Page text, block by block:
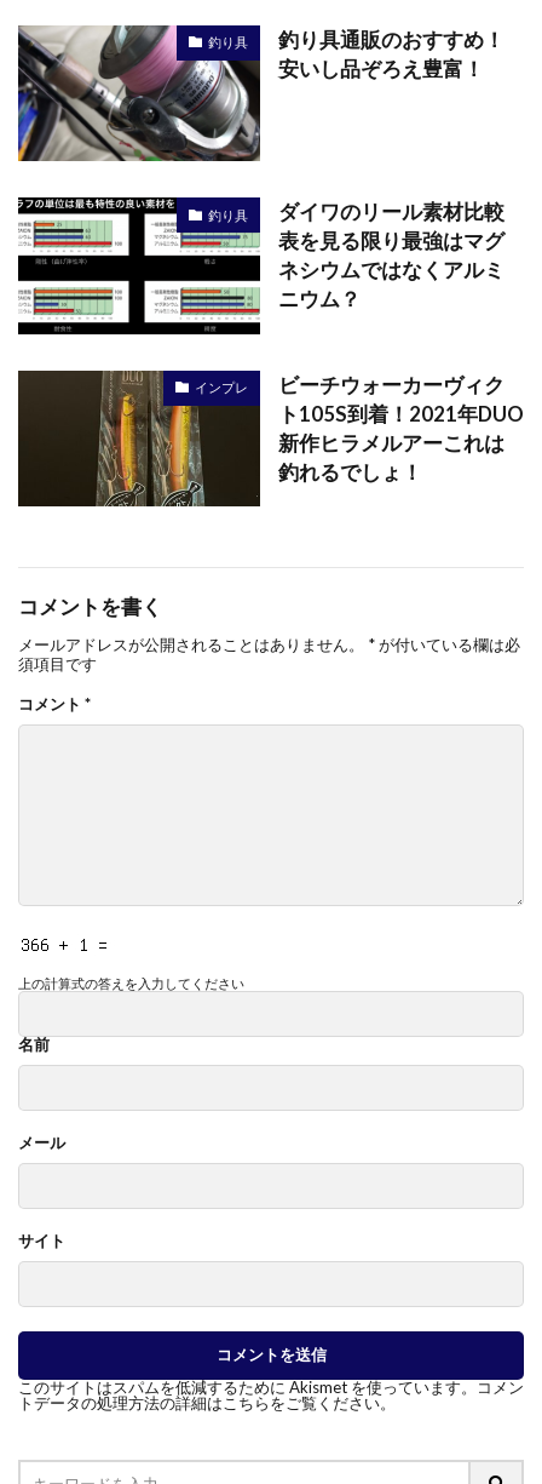
釣り具
釣り具通販のおすすめ！
安いし品ぞろえ豊富！
釣り具
ダイワのリール素材比較
表を見る限り最強はマグ
ネシウムではなくアルミ
ニウム？
インプレ
ビーチウォーカーヴィク
ト105S到着！2021年DUO
新作ヒラメルアーこれは
釣れるでしょ！
コメントを書く
メールアドレスが公開されることはありません。 *が付いている欄は必
須項目です
コメント *
上の計算式の答えを入力してください
名前
メール
サイト
このサイトはスパムを低減するために Akismet を使っています。
コメン
トデータの処理方法の詳細はこちらをご覧ください。